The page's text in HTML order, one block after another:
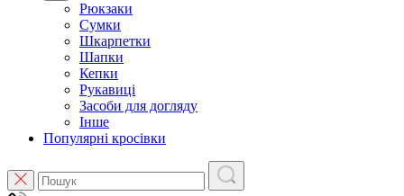
Рюкзаки
Сумки
Шкарпетки
Шапки
Кепки
Рукавиці
Засоби для догляду
Інше
Популярні кросівки